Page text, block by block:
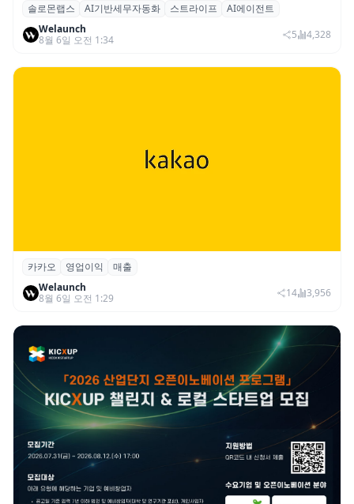
솔로몬랩스, 스트라이프 출신 이창헌 영입…
절세 전략 AI 에이전트 개발 본격화
솔로몬랩스 AI기반세무자동화 스트라이프
AI에이전트
Welaunch
8월 6일 오전 1:34
5 4,328
카카오, 2026년 2분기 매출 2조985억·영업
이익 2770억…역대 분기 최대
카카오 영업이익
매출
Welaunch
8월 6일 오전 1:29
14 3,956